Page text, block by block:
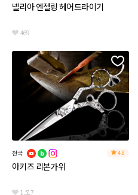
넬리아 엔젤링 헤어드라이기
469
전국 4.8
아키즈 리본가위
1,517